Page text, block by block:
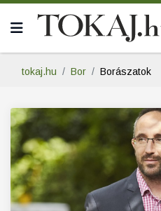
tokaj.hu Bor Borászatok